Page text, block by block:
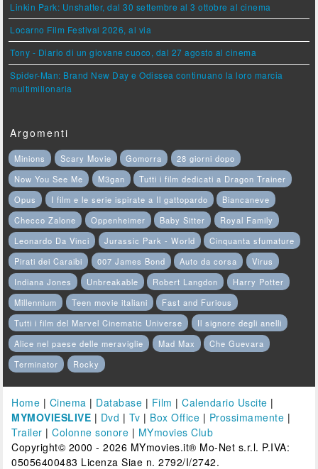
Linkin Park: Unshatter, dal 30 settembre al 3 ottobre al cinema
Locarno Film Festival 2026, al via
Tony - Diario di un giovane cuoco, dal 27 agosto al cinema
Spider-Man: Brand New Day e Odissea continuano la loro marcia
multimilionaria
Argomenti
Minions Scary Movie Gomorra
28 giorni dopo
Now You See Me
M3gan
Tutti i film dedicati a Dragon Trainer
Opus
I film e le serie ispirate a Il gattopardo
Biancaneve
Checco Zalone
Oppenheimer Baby Sitter
Royal Family
Leonardo Da Vinci
Jurassic Park - World
Cinquanta sfumature
Pirati dei Caraibi
007 James Bond Auto da corsa
Virus
Indiana Jones
Unbreakable Robert Langdon
Harry Potter
Millennium
Teen movie italiani
Fast and Furious
Tutti i film del Marvel Cinematic Universe
Il signore degli anelli
Alice nel paese delle meraviglie
Mad Max
Che Guevara
Terminator
Rocky
Home | Cinema | Database | Film |Calendario Uscite |
MYMOVIESLIVE | Dvd | Tv | Box Office | Prossimamente |
Trailer |Colonne sonore | MYmovies Club
Copyright© 2000 - 2026 MYmovies.it® Mo-Net s.r.l. P.IVA:
05056400483 Licenza Siae n. 2792/I/2742.